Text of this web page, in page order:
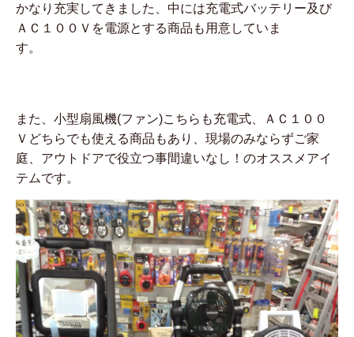
かなり充実してきました、中には充電式バッテリー及び
ＡＣ１００Ｖを電源とする商品も用意していま
す。
また、小型扇風機(ファン)こちらも充電式、ＡＣ１００
Ｖどちらでも使える商品もあり、現場のみならずご家
庭、アウトドアで役立つ事間違いなし！のオススメアイ
テムです。